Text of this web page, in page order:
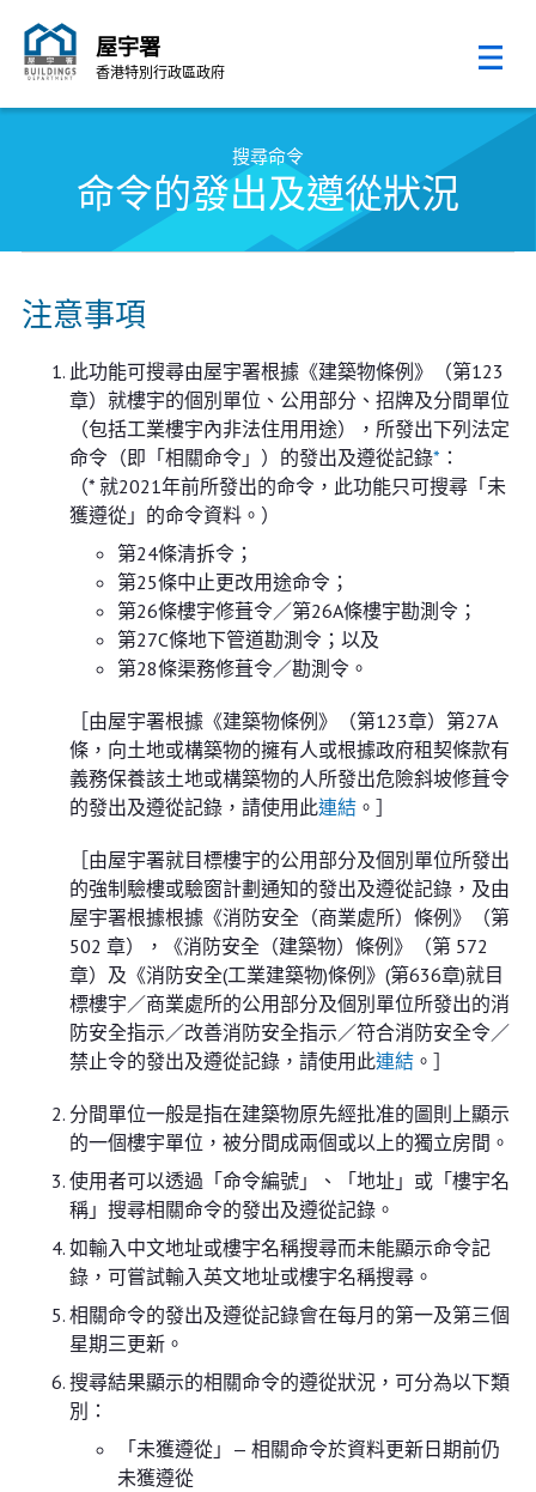
屋宇署
香港特別行政區政府
搜尋命令
命令的發出及遵從狀況
注意事項
此功能可搜尋由屋宇署根據《建築物條例》（第123
章）就樓宇的個別單位、公用部分、招牌及分間單位
（包括工業樓宇內非法住用用途），所發出下列法定
命令（即「相關命令」）的發出及遵從記錄* ：
（* 就2021年前所發出的命令，此功能只可搜尋「未
獲遵從」的命令資料。）
第24條清拆令；
第25條中止更改用途命令；
第26條樓宇修葺令／第26A條樓宇勘測令；
第27C條地下管道勘測令；以及
第28條渠務修葺令／勘測令。
［由屋宇署根據《建築物條例》（第123章）第27A
條，向土地或構築物的擁有人或根據政府租契條款有
義務保養該土地或構築物的人所發出危險斜坡修葺令
的發出及遵從記錄，請使用此連結。］
［由屋宇署就目標樓宇的公用部分及個別單位所發出
的強制驗樓或驗窗計劃通知的發出及遵從記錄，及由
屋宇署根據根據《消防安全（商業處所）條例》（第
502 章），《消防安全（建築物）條例》（第 572
章）及《消防安全(工業建築物)條例》(第636章)就目
標樓宇／商業處所的公用部分及個別單位所發出的消
防安全指示／改善消防安全指示／符合消防安全令／
禁止令的發出及遵從記錄，請使用此連結。］
分間單位一般是指在建築物原先經批准的圖則上顯示
的一個樓宇單位，被分間成兩個或以上的獨立房間。
使用者可以透過「命令編號」、「地址」或「樓宇名
稱」搜尋相關命令的發出及遵從記錄。
如輸入中文地址或樓宇名稱搜尋而未能顯示命令記
錄，可嘗試輸入英文地址或樓宇名稱搜尋。
相關命令的發出及遵從記錄會在每月的第一及第三個
星期三更新。
搜尋結果顯示的相關命令的遵從狀況，可分為以下類
別：
「未獲遵從」— 相關命令於資料更新日期前仍
未獲遵從